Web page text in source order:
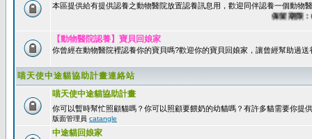
本區提供給有提供認養之動物醫院放置認養訊息用，歡迎同伴認養一個動物
保留期限：60天
【動物醫院認養】寶貝回娘家
你曾經在動物醫院裡認養你的寶貝嗎?歡迎你的寶貝回娘家，讓曾經幫助過
喵天使中途貓協助計畫連絡站
喵天使中途貓協助計畫
你可以暫時幫忙照顧貓嗎？你可以照顧要餵奶的幼貓嗎？有許多貓需要你提
版面管理員 catangle
中途貓回娘家